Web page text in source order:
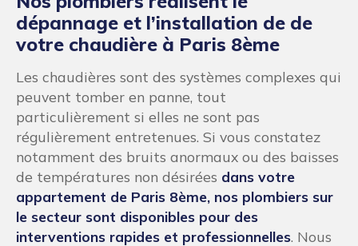
dépannage et l’installation de de
votre chaudière à Paris 8ème
Les chaudières sont des systèmes complexes qui
peuvent tomber en panne, tout
particulièrement si elles ne sont pas
régulièrement entretenues. Si vous constatez
notamment des bruits anormaux ou des baisses
de températures non désirées dans votre
appartement de Paris 8ème, nos plombiers sur
le secteur sont disponibles pour des
interventions rapides et professionnelles. Nous